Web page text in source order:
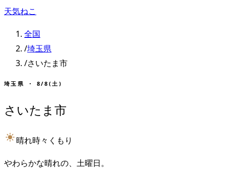
天気ねこ
全国
/埼玉県
/さいたま市
埼玉県 ・ 8/8(土)
さいたま市
晴れ時々くもり
やわらかな晴れの、土曜日。